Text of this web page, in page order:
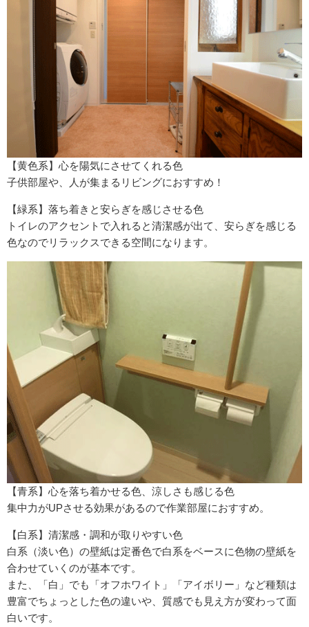
【黄色系】心を陽気にさせてくれる色
子供部屋や、人が集まるリビングにおすすめ！
【緑系】落ち着きと安らぎを感じさせる色
トイレのアクセントで入れると清潔感が出て、安らぎを感じる
色なのでリラックスできる空間になります。
【青系】心を落ち着かせる色、涼しさも感じる色
集中力がUPさせる効果があるので作業部屋におすすめ。
【白系】清潔感・調和が取りやすい色
白系（淡い色）の壁紙は定番色で白系をベースに色物の壁紙を
合わせていくのが基本です。
また、「白」でも「オフホワイト」「アイボリー」など種類は
豊富でちょっとした色の違いや、質感でも見え方が変わって面
白いです。